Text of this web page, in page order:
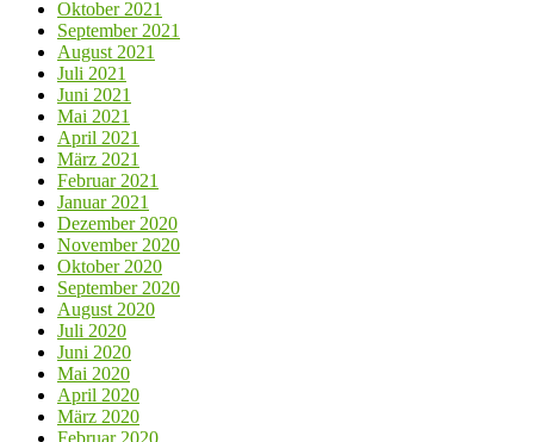
Oktober 2021
September 2021
August 2021
Juli 2021
Juni 2021
Mai 2021
April 2021
März 2021
Februar 2021
Januar 2021
Dezember 2020
November 2020
Oktober 2020
September 2020
August 2020
Juli 2020
Juni 2020
Mai 2020
April 2020
März 2020
Februar 2020